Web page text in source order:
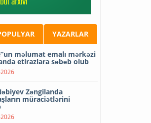
YAZARLAR
məlumat emalı mərkəzi
etirazlara səbəb olub
Zəngilanda
müraciətlərini